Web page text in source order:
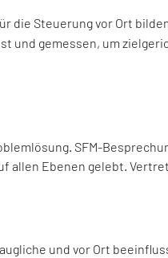
die Steuerung vor Ort
und gemessen, um
SFM-
allen Ebenen gelebt.
und vor Ort